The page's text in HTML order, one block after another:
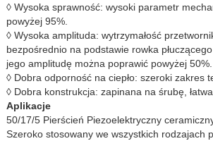
◊ Wysoka sprawność: wysoki parametr
powyżej 95%.
◊ Wysoka amplituda: wytrzymałość
bezpośrednio na podstawie rowka
jego amplitudę można poprawić powyżej 50%.
◊ Dobra odporność na ciepło: szeroki zakres
◊ Dobra konstrukcja: zapinana na śrubę,
Aplikacje
50/17/5 Pierścień Piezoelektryczny
Szeroko stosowany we wszystkich rodzajach